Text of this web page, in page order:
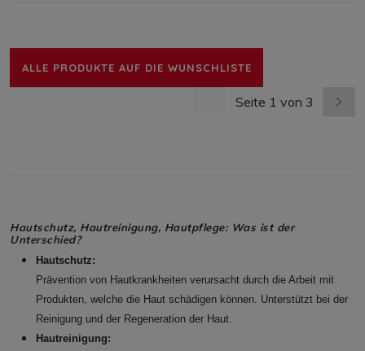
ALLE PRODUKTE AUF DIE WUNSCHLISTE
Seite 1 von 3
Hautschutz, Hautreinigung, Hautpflege: Was ist der
Unterschied?
Hautschutz:
Prävention von Hautkrankheiten verursacht durch die Arbeit mit
Produkten, welche die Haut schädigen können. Unterstützt bei der
Reinigung und der Regeneration der Haut.
Hautreinigung: